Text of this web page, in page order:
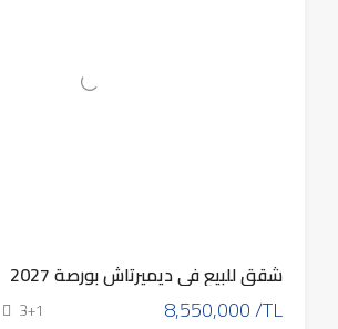
شقق للبيع في ديميرتاش بورصة 2027
8,550,000 /TL
3+1